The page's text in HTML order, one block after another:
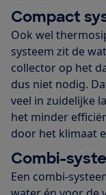
Compact
Ook wel
systeem zit de
collector op het
dus niet nodig.
veel in zuidelijke
het minder
door het klimaat
Combi-
Een combi-